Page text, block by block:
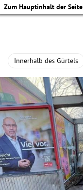
Zum Hauptinhalt der Seite
Innerhalb des Gürtels